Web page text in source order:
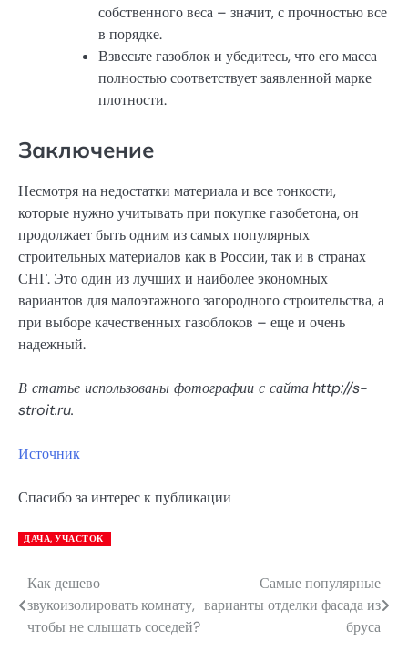
собственного веса – значит, с прочностью все
в порядке.
Взвесьте газоблок и убедитесь, что его масса
полностью соответствует заявленной марке
плотности.
Заключение
Несмотря на недостатки материала и все тонкости,
которые нужно учитывать при покупке газобетона, он
продолжает быть одним из самых популярных
строительных материалов как в России, так и в странах
СНГ. Это один из лучших и наиболее экономных
вариантов для малоэтажного загородного строительства, а
при выборе качественных газоблоков – еще и очень
надежный.
В статье использованы фотографии с сайтаhttp://s-
stroit.ru.
Источник
Спасибо за интерес к публикации
ДАЧА, УЧАСТОК
Навигация
по
Как дешево
звукоизолировать комнату,
чтобы не слышать соседей?
Самые популярные
варианты отделки фасада из
бруса